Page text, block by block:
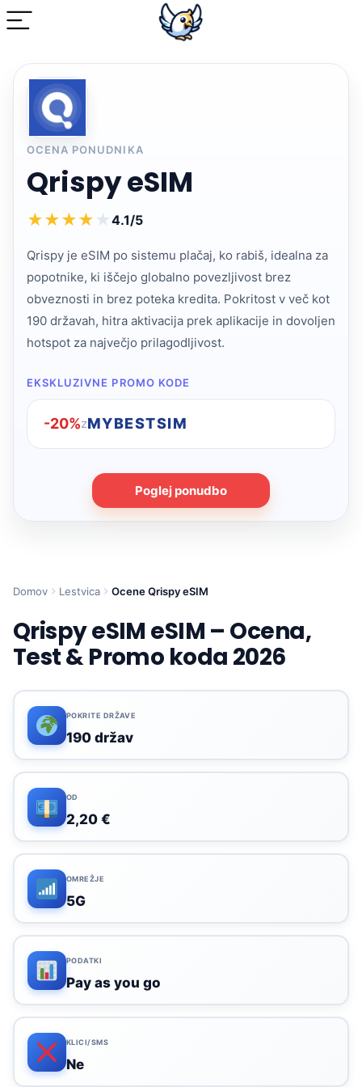
OCENA PONUDNIKA
Qrispy eSIM
★★★★ ★4.1/5
Qrispy je eSIM po sistemu plačaj, ko rabiš, idealna za
popotnike, ki iščejo globalno povezljivost brez
obveznosti in brez poteka kredita. Pokritost v več kot
190 državah, hitra aktivacija prek aplikacije in dovoljen
hotspot za največjo prilagodljivost.
EKSKLUZIVNE PROMO KODE
-20%zMYBESTSIM
Poglej ponudbo
Domov Lestvica Ocene Qrispy eSIM
Qrispy eSIM eSIM – Ocena,
Test & Promo koda 2026
POKRITE DRŽAVE
190 držav
OD
2,20 €
OMREŽJE
5G
PODATKI
Pay as you go
KLICI/SMS
Ne